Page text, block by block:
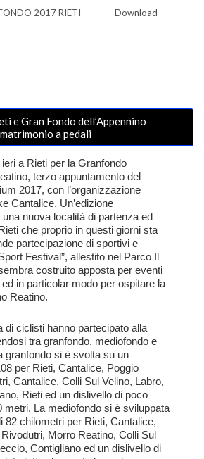
2017 RIETI Download
e Gran Fondo dell’Appennino
a pedali
a Rieti per la Granfondo
terzo appuntamento del
2017, con l’organizzazione
Cantalice. Un’edizione
nuova località di partenza ed
che proprio in questi giorni sta
partecipazione di sportivi e
Festival”, allestito nel Parco Il
costruito apposta per eventi
in particolar modo per ospitare la
Reatino.
di ciclisti hanno partecipato alla
tra granfondo, mediofondo e
granfondo si è svolta su un
per Rieti, Cantalice, Poggio
Cantalice, Colli Sul Velino, Labro,
Rieti ed un dislivello di poco
metri. La mediofondo si è sviluppata
82 chilometri per Rieti, Cantalice,
Morro Reatino, Colli Sul
Contigliano ed un dislivello di